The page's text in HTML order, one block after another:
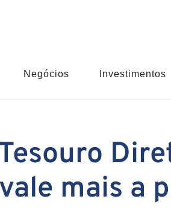
Negócios Investimentos
mais a